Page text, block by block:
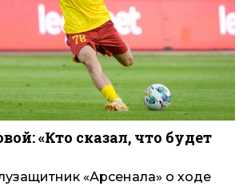
«Кто сказал, что будет
«Арсенала» о ходе